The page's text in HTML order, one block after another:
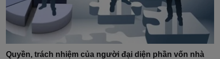
Quyền, trách nhiệm của người đại diện phần vốn nhà